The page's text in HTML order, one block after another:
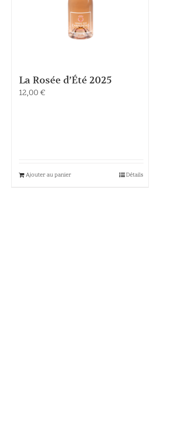
La Rosée d’Été 2025
12,00 €
Ajouter au panier Détails